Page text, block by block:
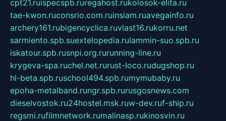
cpt21.ruispecspb.ruregahost.rukolosok-elita.ru
tae-kwon.ruconsrio.com.ruinsiam.ruavegainfo.ru
archery161.rubigencyclica.ruvlast16.rukorru.net
sarmiento.spb.suextelopedia.rulammin-suo.spb.ru
iskatour.spb.rusnpi.org.rurunning-line.ru
krygeva-spa.ruchel.net.rurust-loco.rudugshop.ru
hl-beta.spb.ruschool494.spb.rumymubaby.ru
epoha-metalband.rungr.spb.rurusgosnews.com
dieselvostok.ru24hostel.msk.ruw-dev.ruf-ship.ru
regsmi.rufilmnetwork.rumalinasp.rukinosvin.ru